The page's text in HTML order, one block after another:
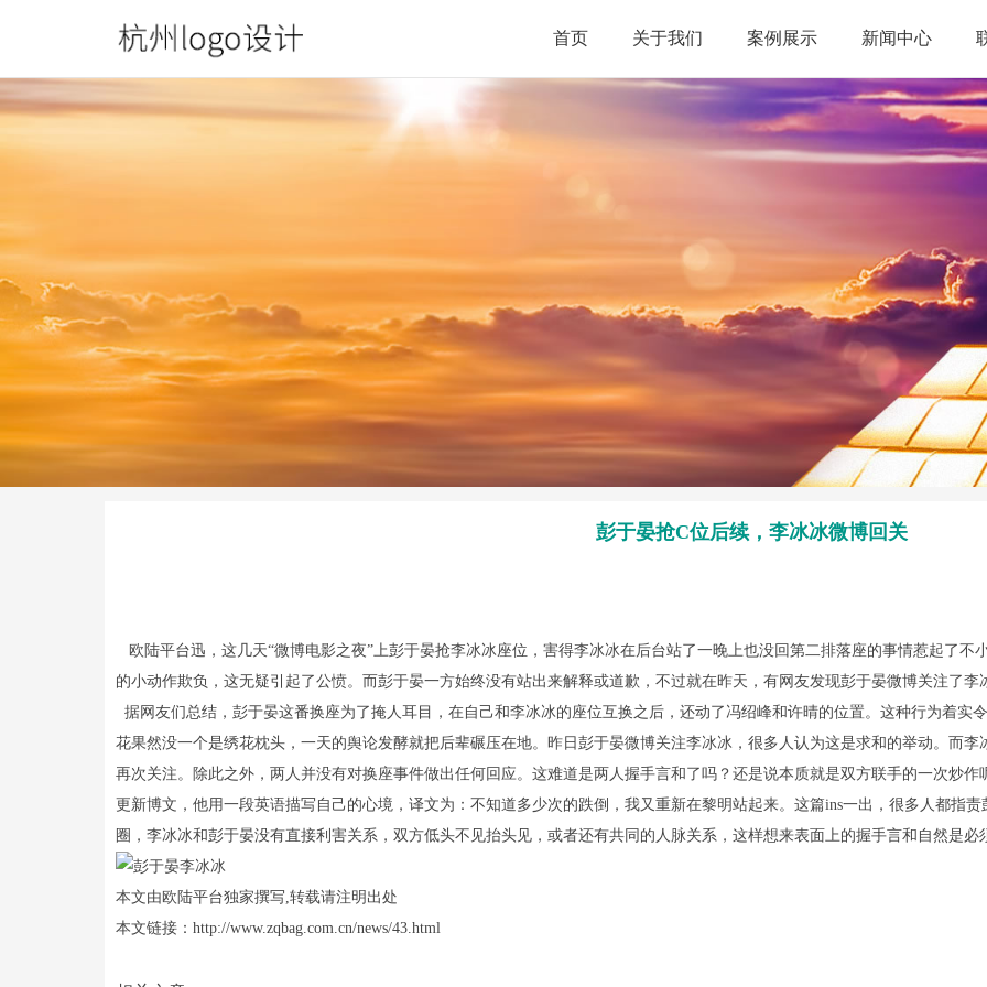
首页 关于我们 案例展示 新闻中心
彭于晏抢C位后续，李冰冰微博回关
欧陆平台迅，这几天“微博电影之夜”上彭于晏抢李冰冰座位，害得李冰冰在后台站了一晚上也没回第二排落座的事情惹起了不
的小动作欺负，这无疑引起了公愤。而彭于晏一方始终没有站出来解释或道歉，不过就在昨天，有网友发现彭于晏微博关注了
据网友们总结，彭于晏这番换座为了掩人耳目，在自己和李冰冰的座位互换之后，还动了冯绍峰和许晴的位置。这种行为着实
花果然没一个是绣花枕头，一天的舆论发酵就把后辈碾压在地。昨日彭于晏微博关注李冰冰，很多人认为这是求和的举动。而
再次关注。除此之外，两人并没有对换座事件做出任何回应。这难道是两人握手言和了吗？还是说本质就是双方联手的一次炒
更新博文，他用一段英语描写自己的心境，译文为：不知道多少次的跌倒，我又重新在黎明站起来。这篇ins一出，很多人都指
圈，李冰冰和彭于晏没有直接利害关系，双方低头不见抬头见，或者还有共同的人脉关系，这样想来表面上的握手言和自然是必
本文由欧陆平台独家撰写,转载请注明出处
本文链接：http://www.zqbag.com.cn/news/43.html